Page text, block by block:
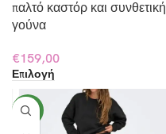
παλτό καστόρ και συνθετική
γούνα
€159,00
Επιλογή
NEW